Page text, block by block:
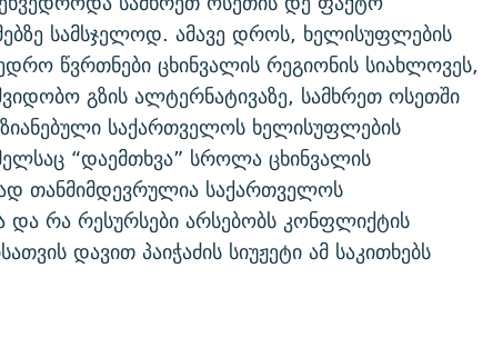
სამსჯელოდ. ამავე დროს, ხელისუფლების
წვრთნები ცხინვალის რეგიონის სიახლოვეს,
გზის ალტერნატივაზე, სამხრეთ ოსეთში
საქართველოს ხელისუფლების
“დაემთხვა” სროლა ცხინვალის
თანმიმდევრულია საქართველოს
რა რესურსები არსებობს კონფლიქტის
დავით პაიჭაძის სიუჟეტი ამ საკითხებს